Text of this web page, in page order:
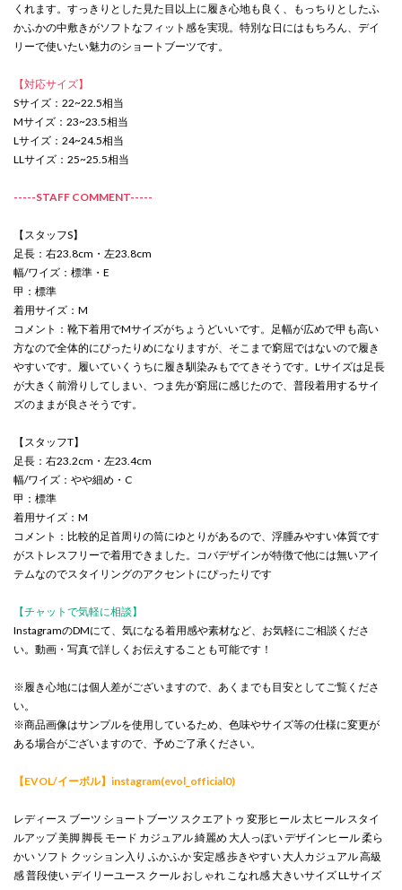
くれます。すっきりとした見た目以上に履き心地も良く、もっちりとしたふ
かふかの中敷きがソフトなフィット感を実現。特別な日にはもちろん、デイ
リーで使いたい魅力のショートブーツです。
【対応サイズ】
Sサイズ：22~22.5相当
Mサイズ：23~23.5相当
Lサイズ：24~24.5相当
LLサイズ：25~25.5相当
-----STAFF COMMENT-----
【スタッフS】
足長：右23.8cm・左23.8cm
幅/ワイズ：標準・E
甲：標準
着用サイズ：M
コメント：靴下着用でMサイズがちょうどいいです。足幅が広めで甲も高い
方なので全体的にぴったりめになりますが、そこまで窮屈ではないので履き
やすいです。履いていくうちに履き馴染みもでてきそうです。Lサイズは足長
が大きく前滑りしてしまい、つま先が窮屈に感じたので、普段着用するサイ
ズのままが良さそうです。
【スタッフT】
足長：右23.2cm・左23.4cm
幅/ワイズ：やや細め・C
甲：標準
着用サイズ：M
コメント：比較的足首周りの筒にゆとりがあるので、浮腫みやすい体質です
がストレスフリーで着用できました。コバデザインが特徴で他には無いアイ
テムなのでスタイリングのアクセントにぴったりです
【チャットで気軽に相談】
InstagramのDMにて、気になる着用感や素材など、お気軽にご相談くださ
い。動画・写真で詳しくお伝えすることも可能です！
※履き心地には個人差がございますので、あくまでも目安としてご覧くださ
い。
※商品画像はサンプルを使用しているため、色味やサイズ等の仕様に変更が
ある場合がございますので、予めご了承ください。
【EVOL/イーボル】instagram(evol_official0)
レディース ブーツ ショートブーツ スクエアトゥ 変形ヒール 太ヒール スタイ
ルアップ 美脚 脚長 モード カジュアル 綺麗め 大人っぽい デザインヒール 柔ら
かい ソフト クッション入り ふかふか 安定感 歩きやすい 大人カジュアル 高級
感 普段使い デイリーユース クール おしゃれ こなれ感 大きいサイズ LLサイズ